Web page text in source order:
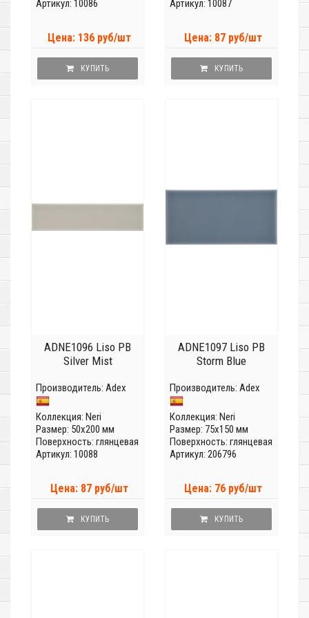
Артикул: 10086
Цена: 136 руб/шт
КУПИТЬ
Артикул: 10087
Цена: 87 руб/шт
КУПИТЬ
ADNE1096 Liso PB
Silver Mist
Производитель: Adex
Коллекция: Neri
Размер: 50x200 мм
Поверхность: глянцевая
Артикул: 10088
Цена: 87 руб/шт
КУПИТЬ
ADNE1097 Liso PB
Storm Blue
Производитель: Adex
Коллекция: Neri
Размер: 75x150 мм
Поверхность: глянцевая
Артикул: 206796
Цена: 76 руб/шт
КУПИТЬ